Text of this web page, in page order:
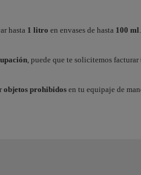
hasta 1 litro en envases de hasta 100 ml
, puede que te solicitemos
objetos prohibidosen tu equipaje de